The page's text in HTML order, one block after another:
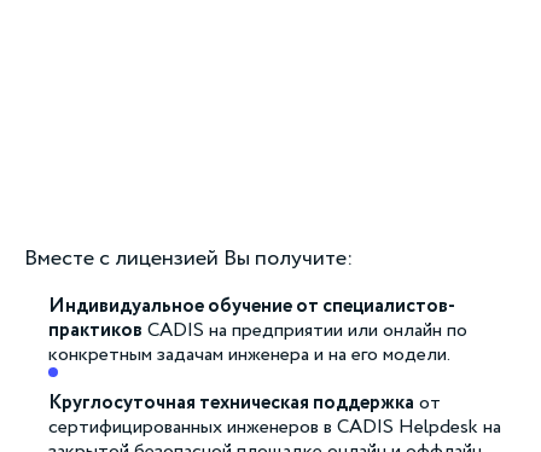
Вместе с лицензией Вы получите:
Индивидуальное обучение от специалистов-
практиков CADIS на предприятии или онлайн по
конкретным задачам инженера и на его модели.
Круглосуточная техническая поддержка от
сертифицированных инженеров в CADIS Helpdesk на